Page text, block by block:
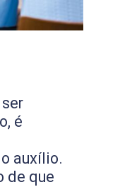
é
auxílio.
de que